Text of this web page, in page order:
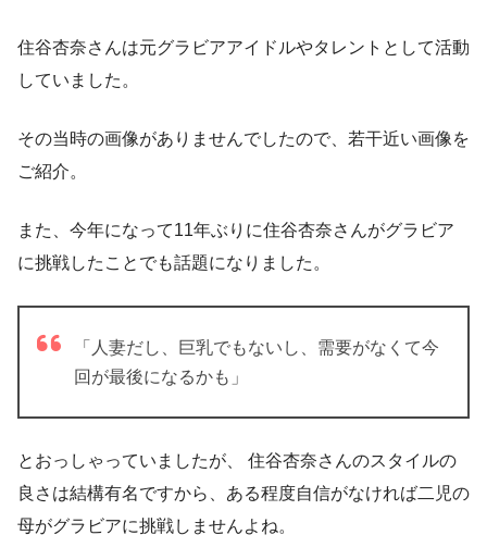
住谷杏奈さんは元グラビアアイドルやタレントとして活動
していました。
その当時の画像がありませんでしたので、若干近い画像を
ご紹介。
また、今年になって11年ぶりに住谷杏奈さんがグラビア
に挑戦したことでも話題になりました。
「人妻だし、巨乳でもないし、需要がなくて今
回が最後になるかも」
とおっしゃっていましたが、 住谷杏奈さんのスタイルの
良さは結構有名ですから、ある程度自信がなければ二児の
母がグラビアに挑戦しませんよね。